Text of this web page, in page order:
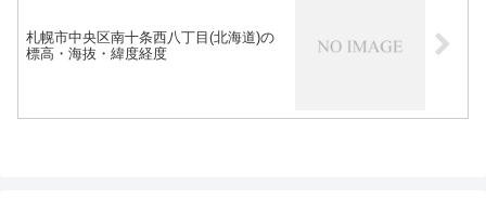
札幌市中央区南十条西八丁目(北海道)の
標高・海抜・緯度経度